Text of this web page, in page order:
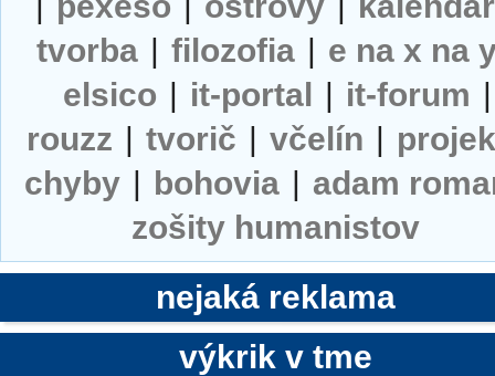
tvorba | filozofia | e na x na
elsico | it-portal | it-forum |
rouzz | tvorič | včelín |
chyby | bohovia | adam
zošity humanistov
nejaká reklama
výkrik v tme